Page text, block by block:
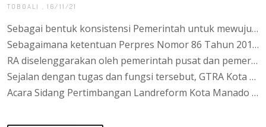
TOBOALI , 16/11/21
Sebagai bentuk konsistensi Pemerintah untuk mewujudkan pemerataan struktur penguasaan, pemilikan, penggunaan dan pemanfaatan tanah (P4T) melalui pelaksanaan Reforma Agraria (RA) dan mewujudkan amanat Ketetapan Majelis Permusyawaratan Rakyat Republik Indonesia Nomor: IX/MPR/2001 Tentang Pembaruan Agraria dan Pengelolaan Sumber Daya Alam, diterbitkan Peraturan Presiden Republik Indonesia Nomor 86 Tahun 2018 Tentang Reforma Agraria.
Sebagaimana ketentuan Perpres Nomor 86 Tahun 2018, RA dilaksanakan melalui penataan aset dan penataan akses. Penataan Akses merupakan penataan P4T dalam rangka menciptakan keadilan dibidang penguasaan dan pemilikan tanah sedangkan penataan akses merupakan pemberian kesempatan akses permodalan maupun bentuk lain kepada subjek RA dalam rangka meningkatkan kesejahteraan yang berbasis pada pemanfaatan tanah yang disebut juga pemberdayaan masyarakat.
RA diselenggarakan oleh pemerintah pusat dan pemerintah daerah dengan tahapan perencanaan dan pelaksanaan yang diawali dengan pembentukan Gugus Tugas Reforma Agraria (GTRA). Pada tingkat daerah, dibentuk GTRA Provinsi melalui Surat Keputusan Gubernur dan pada tingkat kabupaten melalui Surat Keputusan Bupati/Walikota. GTRA pada tingkat pusat maupun daerah berperan dalam sinkronisasi program demi mewujudkan masyarakat yang adil dan makmur. GTRA Kota Manado dipimpin oleh Ketua yaitu Bupati Kota Manado, Wakil Ketua yang dijabat Sekretaris Daerah Kota Manado dan seorang Ketua Pelaksana Harian yang dijabat oleh Kepala Kantor Pertanahan Kota Manado serta anggota yang berasal dari pejabat tinggi pratama pada organisasi perangkat daerah Kota Manado, pejabat kantor pertanahan, tokoh masyarakat dan akademisi.
Sejalan dengan tugas dan fungsi tersebut, GTRA Kota Manado pada tanggal 16 November 2021 menyelenggarakan Sidang Panitia Pertimbangan Landreform (PPL). Adapun yang menjadi pokok bahasan dalam sidang PPL adalah masing-masing unit teknis memaparkan hasil pengumpulan data berupa hasil seleksi subjek dan objek redistribusi tanah dan hasil pengumpulan data fisik berupa hasil pemetaan objek yang diakhiri dengan penetapan subjek penerima tanah objek reforma agraria.
Acara Sidang Pertimbangan Landreform Kota Manado dilaksanakan di Ruang Rapat Gunung Namak Kantor Bupati Kota Manado pada hari Selasa tanggal 16 November 2021 dihadiri langsung oleh Bupati Kota Manado, H. Riza Herdavid, S.T., M.Tr.IP. Kepala Kantor Pertanahan Kota Manado, Agung Basuki, S.ST., M.H., Wakil Kepala Kepolisian Resor Kota Manado, Kompol Erwan Yudha Perkasa, Para Kepala Dinas OPD terkait, Kepala Kesatuan Pengelola Hutan Produksi (KPHP) Unit VIII Kota Manado (Muntai Palas), Kepala Seksi Penataan dan Pemberdayaan Kantor Pertanahan Kota Manado, Ketua HKTI Kota Manado, Camat Toboali, Air Gegas, Payung, Simpang Rimba, Pulau Besar dan Lepar Pongok serta para kepala desa yang wilayahnya menjadi objek identifikasi subjek dan objek redistribusi tanah. Acara Sidang PPL diakhiri dengan penandatanganan Berita Acara Sidang yang menetapkan nama-nama subjek penerima dan tanah objek redistribusi tanah di Kota Manado Tahun 2021. Pada akhir acara, Bupati Kota Manado, H. Riza Herdavid, S.T., M.Tr.IP. menyampaikan harapan agar masyarakat Kota Manado dapat diberikan kemudahan untuk mengurus hal-hal yang terkait RA, apabila terdapat keluhan terhadap program-program pemerintah, agar melalui ruang-ruang pengaduan yang ada dan semoga program RA dapat bermanfaat bagi masyarakat luas khususnya Kota Manado.